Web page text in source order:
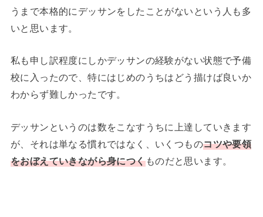
うまで本格的にデッサンをしたことがないという人も多
いと思います。
私も申し訳程度にしかデッサンの経験がない状態で予備
校に入ったので、特にはじめのうちはどう描けば良いか
わからず難しかったです。
デッサンというのは数をこなすうちに上達していきます
が、それは単なる慣れではなく、いくつものコツや要領
をおぼえていきながら身につくものだと思います。